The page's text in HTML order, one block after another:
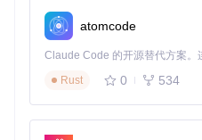
更新机型
推荐机型：iPad（第10代）
特殊设备
越狱设备：可获得更好性能
atomcode
Rust
0 534